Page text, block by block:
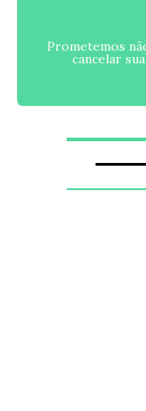
Prometemos
cancelar